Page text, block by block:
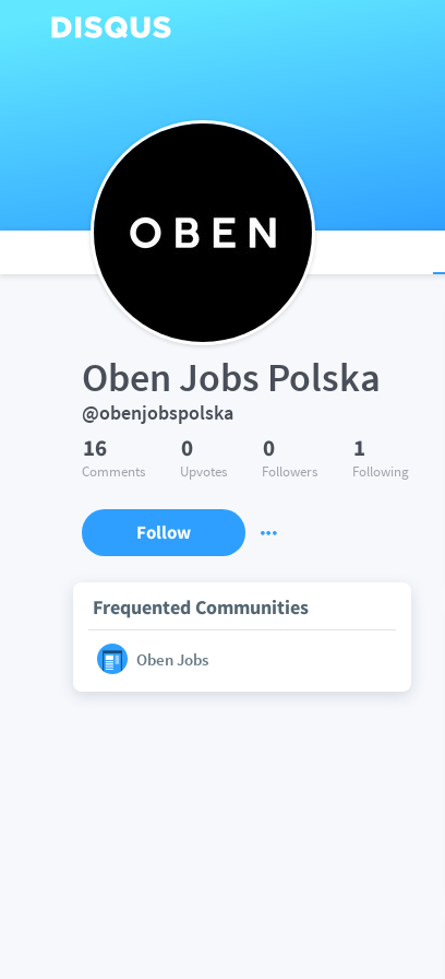
Oben Jobs Polska
@obenjobspolska
16
Comments
0
Upvotes
0
Followers
1
Following
Follow
Frequented Communities
Oben Jobs